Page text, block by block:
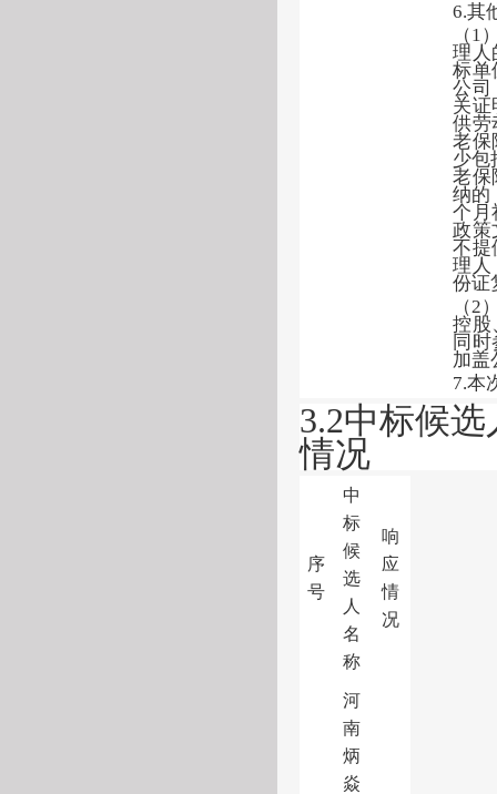
6.其
（1
理人
标单
公司
关证
供劳
老保
少包
老保
纳的
个月
政策
不提
理人
份证
（2
控股
同
加盖
7.本
3.2中标候
情况
序
号
中
标
候
选
人
名
称
响
应
情
况
河
南
炳
焱